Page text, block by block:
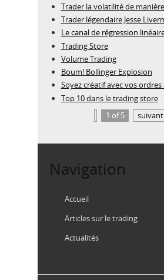
Trader la volatilité de
Trader légendaire Jesse
Le canal de régression
Trading Store
Volume Trading
Boum! Bollinger Explosion
Soyez créatif avec vos
Top 10 dans le trading store
1 of 5
suivant
Navigation
Accueil
Articles sur le trading
Actualités